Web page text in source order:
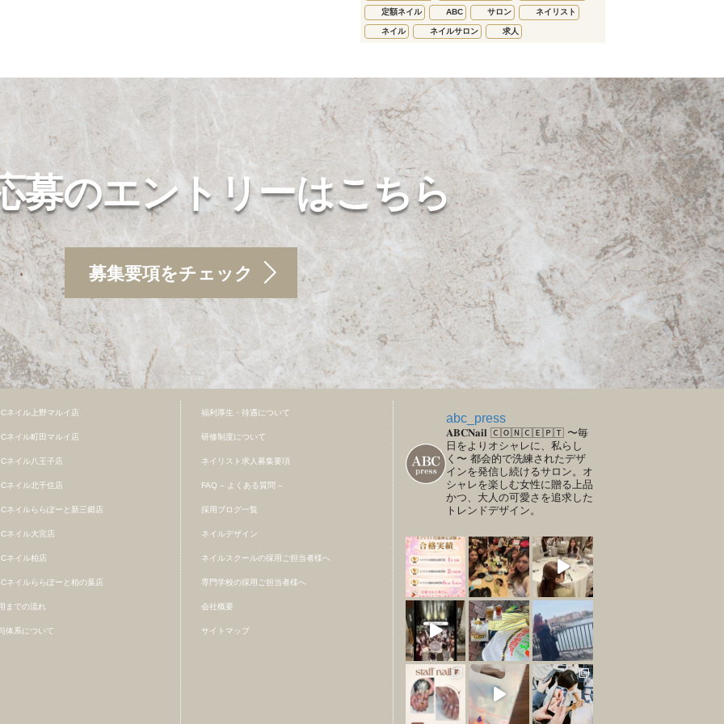
定額ネイル ABC サロン ネイリスト
ネイル ネイルサロン 求人
募のエントリーはこちら
募集要項をチェック
ネイル上野マルイ店
ネイル町田マルイ店
ネイル八王子店
ネイル北千住店
ネイルららぽーと新三郷店
ネイル大宮店
ネイル柏店
ネイルららぽーと柏の葉店
までの流れ
体系について
福利厚生・待遇について
研修制度について
ネイリスト求人募集要項
FAQ – よくある質問 –
採用ブログ一覧
ネイルデザイン
ネイルスクールの採用ご担当者様へ
専門学校の採用ご担当者様へ
会社概要
サイトマップ
abc_press
𝐀𝐁𝐂𝐍𝐚𝐢𝐥 🄲🄾🄽🄲🄴🄿🅃 〜毎
日をよりオシャレに、私らし
く〜 都会的で洗練されたデザ
インを発信し続けるサロン。オ
シャレを楽しむ女性に贈る上品
かつ、大人の可愛さを追求した
トレンドデザイン。